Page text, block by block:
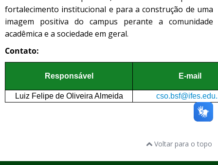
fortalecimento institucional e para a construção de uma
imagem positiva do campus perante a comunidade
acadêmica e a sociedade em geral.
Contato:
Responsável E-mail
Luiz Felipe de Oliveira Almeida
Voltar para o topo